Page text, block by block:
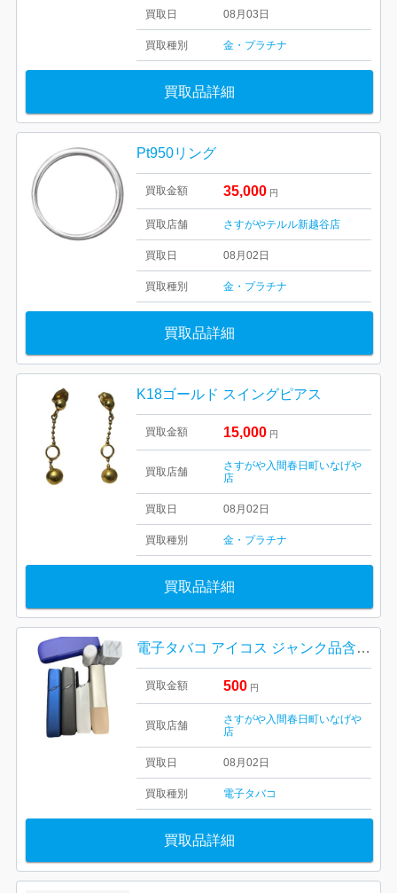
買取日 08月03日
買取種別 金・プラチナ
買取品詳細
Pt950リング
買取金額 35,000 円
買取店舗 さすがやテルル新越谷店
買取日 08月02日
買取種別 金・プラチナ
買取品詳細
K18ゴールド スイングピアス
買取金額 15,000 円
買取店舗
さすがや入間春日町いなげや
店
買取日 08月02日
買取種別 金・プラチナ
買取品詳細
電子タバコ アイコス ジャンク品含め おまとめ
買取金額 500 円
買取店舗
さすがや入間春日町いなげや
店
買取日 08月02日
買取種別 電子タバコ
買取品詳細